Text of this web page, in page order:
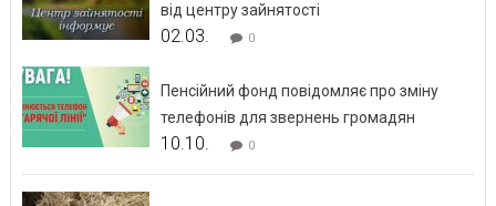
від центру зайнятості
02.03. 0
Пенсійний фонд повідомляє про зміну
телефонів для звернень громадян
10.10. 0